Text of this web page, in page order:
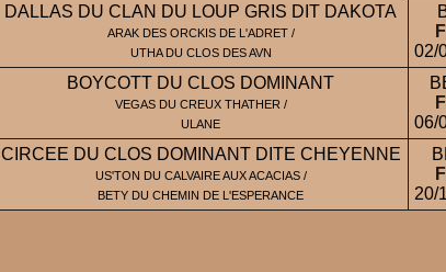
DALLAS DU CLAN DU LOUP GRIS DIT DAKOTA
ARAK DES ORCKIS DE L'ADRET /
UTHA DU CLOS DES AVN
02/
BOYCOTT DU CLOS DOMINANT
VEGAS DU CREUX THATHER /
ULANE
06/
CIRCEE DU CLOS DOMINANT DITE CHEYENNE
US'TON DU CALVAIRE AUX ACACIAS /
BETY DU CHEMIN DE L'ESPERANCE
20/